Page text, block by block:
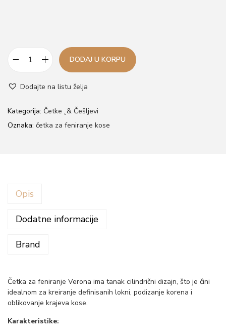
Č
k
a
n
r
n
e
V
e
r
DODAJ U KORPU
Dodajte na listu želja
Kategorija: Četke ˛& Češljevi
Oznaka: četka za feniranje kose
Opis
Dodatne informacije
Brand
Četka za feniranje Verona ima tanak cilindrični dizajn, što je čini
idealnom za kreiranje definisanih lokni, podizanje korena i
oblikovanje krajeva kose.
Karakteristike: